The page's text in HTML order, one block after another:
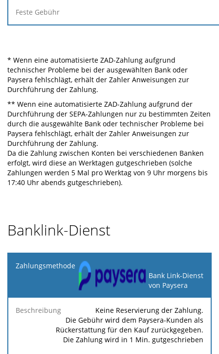
* Wenn eine automatisierte ZAD-Zahlung aufgrund
technischer Probleme bei der ausgewählten Bank oder
Paysera fehlschlägt, erhält der Zahler Anweisungen zur
Durchführung der Zahlung.
** Wenn eine automatisierte ZAD-Zahlung aufgrund der
Durchführung der SEPA-Zahlungen nur zu bestimmten Zeiten
durch die ausgewählte Bank oder technischer Probleme bei
Paysera fehlschlägt, erhält der Zahler Anweisungen zur
Durchführung der Zahlung.
Da die Zahlung zwischen Konten bei verschiedenen Banken
erfolgt, wird diese an Werktagen gutgeschrieben (solche
Zahlungen werden 5 Mal pro Werktag von 9 Uhr morgens bis
17:40 Uhr abends gutgeschrieben).
Banklink-Dienst
Zahlungsmethode
Gebühr
Maximale
Gebühr
Bank Link-Dienst
von Paysera
Keine Reservierung der Zahlung.
Die Gebühr wird dem Paysera-Kunden als
Rückerstattung für den Kauf zurückgegeben.
Die Zahlung wird in 1 Min. gutgeschrieben